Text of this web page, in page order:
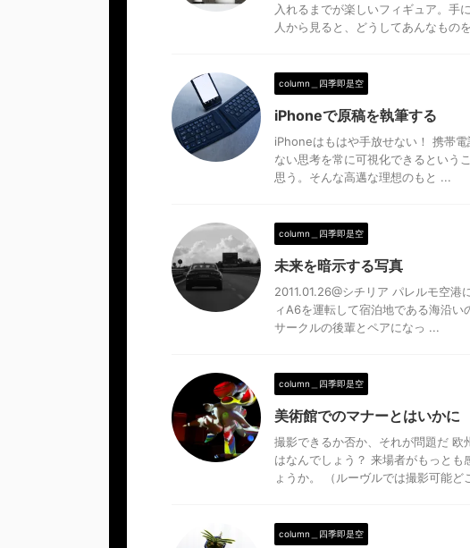
入れるまでが楽しいフィギュア。手
人から見ると、どうしてあんなもの
column＿四季即是空
iPhoneで原稿を執筆する
iPhoneはもはや手放せない！ 携帯
ない思考を常に可視化できるという
思う。そんな高邁な理想のもと ...
column＿四季即是空
未来を暗示する写真
2011.01.26@シチリア パレルモ空
ィA6を運転して宿泊地である海沿
サークルの後輩とペアになっ ...
column＿四季即是空
美術館でのマナーとはいかに
撮影できるか否か、それが問題だ
はなんでしょう？ 来場者がもっと
ょうか。 （ルーヴルでは撮影可能ど
column＿四季即是空